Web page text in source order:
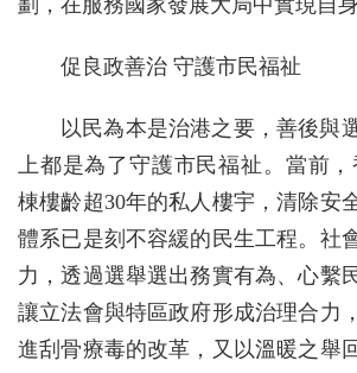
劃，在服務國家發展大局中實現自身
促良政善治 守護市民福祉
以民為本是治港之要，善後與
上都是為了守護市民福祉。當前
棟樓齡超30年的私人樓宇，清除安
體系已是刻不容緩的民生工程。社
力，透過選舉選出務實有為、心繫
讓立法會與特區政府形成治理合力
進刮骨療毒的改革，又以溫暖之舉